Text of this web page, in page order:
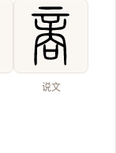
说文